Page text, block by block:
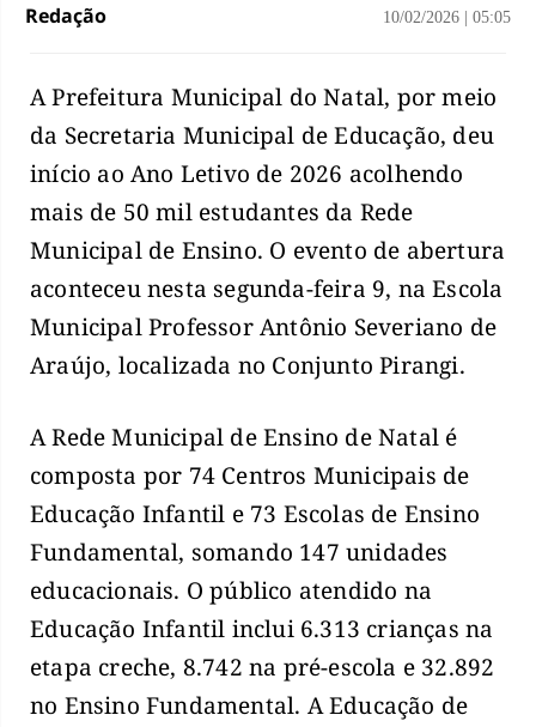
Redação 10/02/2026 05:05
A Prefeitura Municipal do Natal, por meio
da Secretaria Municipal de Educação, deu
início ao Ano Letivo de 2026 acolhendo
mais de 50 mil estudantes da Rede
Municipal de Ensino. O evento de abertura
aconteceu nesta segunda-feira 9, na Escola
Municipal Professor Antônio Severiano de
Araújo, localizada no Conjunto Pirangi.
A Rede Municipal de Ensino de Natal é
composta por 74 Centros Municipais de
Educação Infantil e 73 Escolas de Ensino
Fundamental, somando 147 unidades
educacionais. O público atendido na
Educação Infantil inclui 6.313 crianças na
etapa creche, 8.742 na pré-escola e 32.892
no Ensino Fundamental. A Educação de